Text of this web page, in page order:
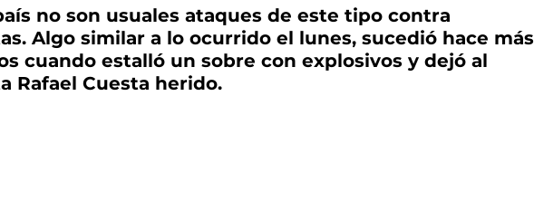
no son usuales ataques de este tipo contra
Algo similar a lo ocurrido el lunes, sucedió hace más
cuando estalló un sobre con explosivos y dejó al
Rafael Cuesta herido.